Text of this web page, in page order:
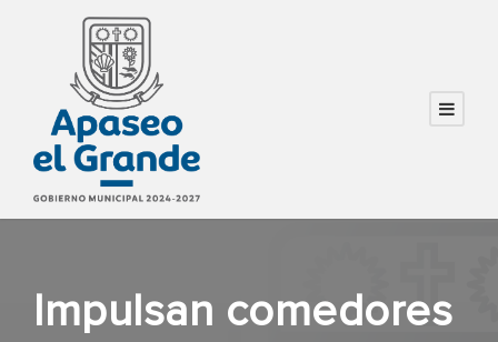
Impulsan comedores